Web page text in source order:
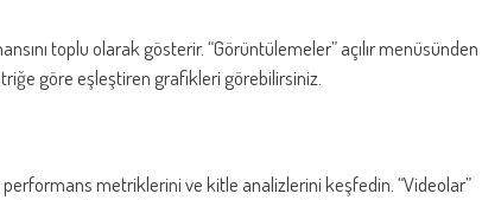
toplu olarak gösterir. “Görüntülemeler” açılır menüsünden
göre eşleştiren grafikleri görebilirsiniz.
metriklerini ve kitle analizlerini keşfedin. “Videolar”